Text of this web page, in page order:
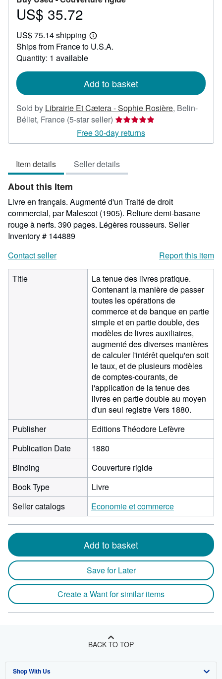
Price
35.72
US$ 35.72
US$ 75.14 shipping
Learn
more
Ships from France to U.S.A.
Quantity: 1 available
Add to basket
Sold by Librairie Et Cætera - Sophie Rosière, Belin-
Béliet, France (5-star seller) Seller
rating
5
of
5
Free 30-day returns
Item details Seller details
About this Item
Livre en français. Augmenté d'un Traité de droit
commercial, par Malescot (1905). Reliure demi-basane
rouge à nerfs. 390 pages. Légères rousseurs. Seller
Inventory # 144889
Contact seller
Report this item
Title
La tenue des livres pratique.
Contenant la manière de passer
toutes les opérations de
commerce et de banque en partie
simple et en partie double, des
modèles de livres auxiliaires,
augmenté des diverses manières
de calculer l'intérêt quelqu'en soit
le taux, et de plusieurs modèles
de comptes-courants, de
l'application de la tenue des
livres en partie double au moyen
d'un seul registre Vers 1880.
Publisher
Editions Théodore Lefèvre
Publication Date
1880
Binding
Couverture rigide
Book Type
Livre
Seller catalogs
Economie et commerce
Add to basket
Save for Later
Create a Want for similar items
BACK TO TOP
Shop With Us